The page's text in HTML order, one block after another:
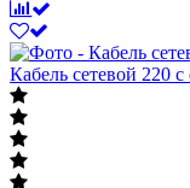
Кабель сетевой 220